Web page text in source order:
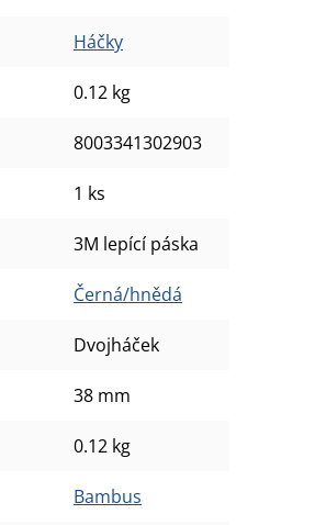
Háčky
0.12 kg
8003341302903
1 ks
3M lepící páska
Černá/hnědá
Dvojháček
38 mm
0.12 kg
Bambus